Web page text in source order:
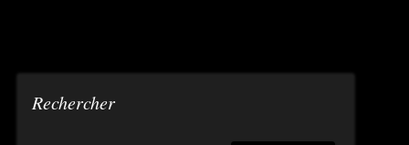
articles
Rechercher